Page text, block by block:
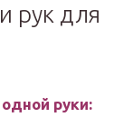
рук для
руки: